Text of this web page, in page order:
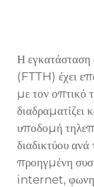
Η εγκατάσταση
(FTTH) έχει
με τον οπτικό
διαδραματίζει
υποδομή
διαδικτύου
προηγμένη
internet,